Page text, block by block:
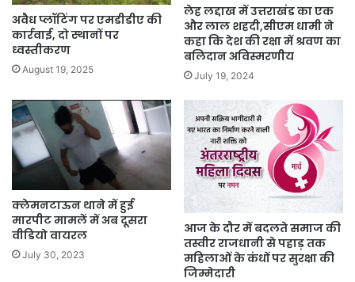
अवैध प्लॉटिंग पर एमडीडीए की
कार्रवाई, दो स्थानों पर
ध्वस्तीकरण
August 19, 2025
लेह लद्दाख में उत्तराखंड का एक
और लाल शहदी,सीएम धामी ने
कहा कि देश की रक्षा में श्रवण का
बलिदान अविस्मरणीय
July 19, 2024
क्लेमनटाऊन थाने में हुई
मारपीट मामलें में अब दूसरा
वीडियो वायरल
July 30, 2023
आज के दौर में बदलते समाज की
तस्वीर राजधानी से पहाड़ तक
महिलाओं के कंधों पर सुरक्षा की
जिम्मेदारी